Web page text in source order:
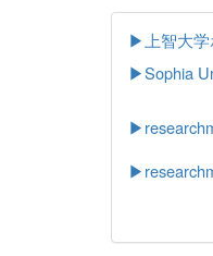
▶上智大学
▶Sophia